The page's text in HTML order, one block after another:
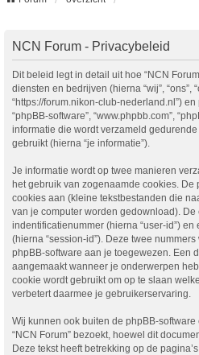
NCN Forum - Privacybeleid
Dit beleid legt in detail uit hoe “NCN
diensten en bedrijven (hierna “wij”, “ons”,
“https://forum.nikon-club-nederland.nl”) en
“phpBB-software”, “www.phpbb.com”,
informatie die wordt verzameld
gebruikt (hierna “je informatie”).
Je informatie wordt op twee manieren
het gebruik van zogenaamde cookies. De
cookies aan (kleine tekstbestanden die
van je computer worden gedownload).
indentificatienummer (hierna “user-id”)
(hierna “session-id”). Deze twee
phpBB-software aan je toegewezen. Een
aangemaakt wanneer je onderwerpen
cookie wordt gebruikt om op te slaan
verbetert daarmee je gebruikerservaring.
Wij kunnen ook buiten de phpBB-
“NCN Forum” bezoekt, hoewel dit
Deze tekst heeft betrekking op de